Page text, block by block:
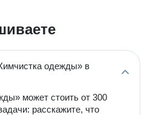
одежды» в
может стоить от 300
расскажите, что